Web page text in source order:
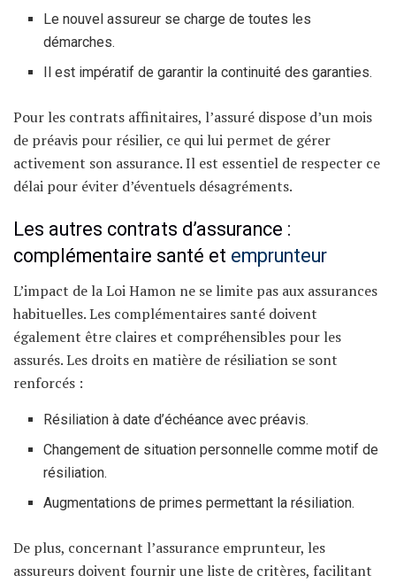
Le nouvel assureur se charge de toutes les
démarches.
Il est impératif de garantir la continuité des garanties.
Pour les contrats affinitaires, l’assuré dispose d’un mois
de préavis pour résilier, ce qui lui permet de gérer
activement son assurance. Il est essentiel de respecter ce
délai pour éviter d’éventuels désagréments.
Les autres contrats d’assurance :
complémentaire santé et emprunteur
L’impact de la Loi Hamon ne se limite pas aux assurances
habituelles. Les complémentaires santé doivent
également être claires et compréhensibles pour les
assurés. Les droits en matière de résiliation se sont
renforcés :
Résiliation à date d’échéance avec préavis.
Changement de situation personnelle comme motif de
résiliation.
Augmentations de primes permettant la résiliation.
De plus, concernant l’assurance emprunteur, les
assureurs doivent fournir une liste de critères, facilitant